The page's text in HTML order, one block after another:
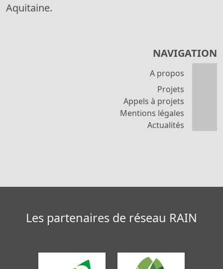
Aquitaine.
NAVIGATION
A propos
Projets
Appels à projets
Mentions légales
Actualités
Les partenaires de réseau RAIN